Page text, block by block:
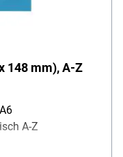
148 mm), A-Z
A-Z